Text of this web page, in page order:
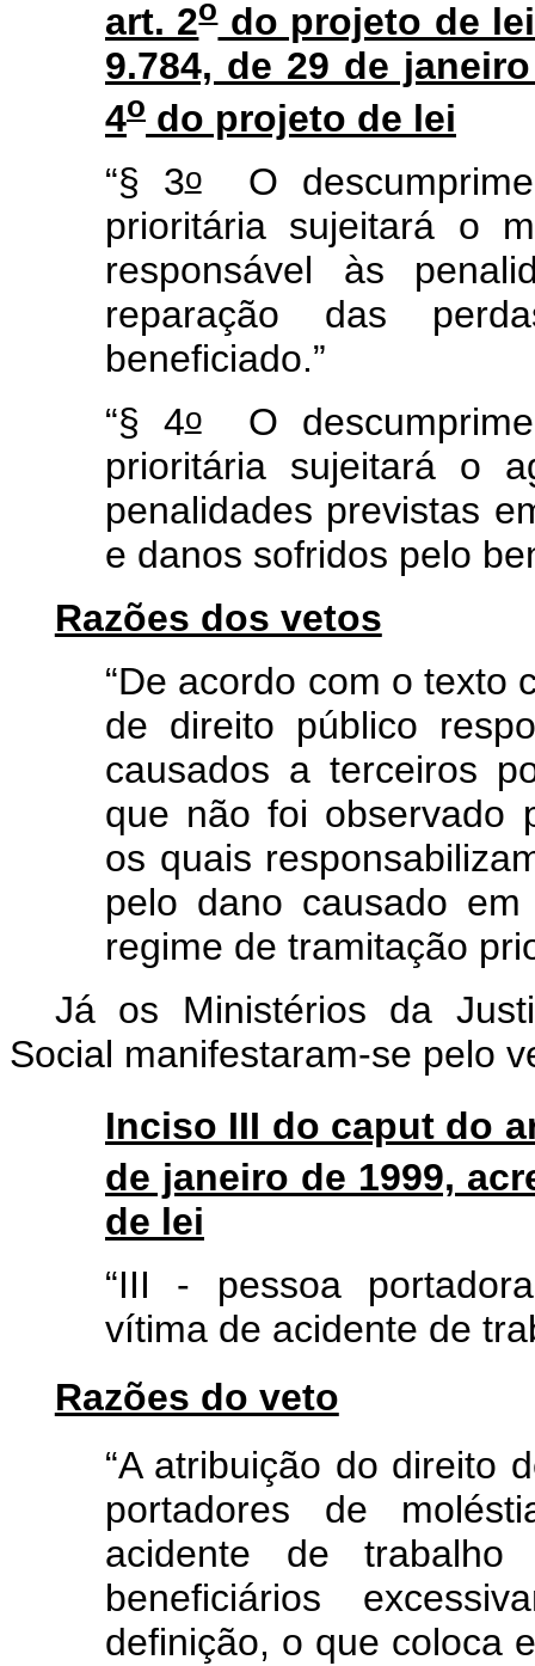
art. 2odo projeto de
9.784, de 29 de
4o do projeto de lei
“§ 3oO
prioritária sujeitará o
responsável às
reparação das
beneficiado.”
“§ 4oO
prioritária sujeitará o
penalidades previstas
e danos sofridos pelo
Razões dos vetos
“De acordo com o texto
de direito público
causados a terceiros
que não foi observado
os quais
pelo dano causado
regime de tramitação
Já os Ministérios da
Social manifestaram-se pelo
Inciso III do caput do
de janeiro de 1999,
de lei
“III - pessoa
vítima de acidente de
Razões do veto
“A atribuição do direito
portadores de
acidente de
beneficiários
definição, o que coloca